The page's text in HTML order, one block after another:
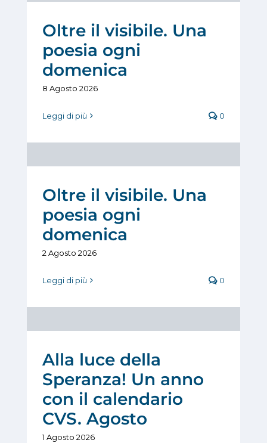
Oltre il visibile. Una
poesia ogni
domenica
8 Agosto 2026
Leggi di più 0
Oltre il visibile. Una
poesia ogni
domenica
2 Agosto 2026
Leggi di più 0
Alla luce della
Speranza! Un anno
con il calendario
CVS. Agosto
1 Agosto 2026